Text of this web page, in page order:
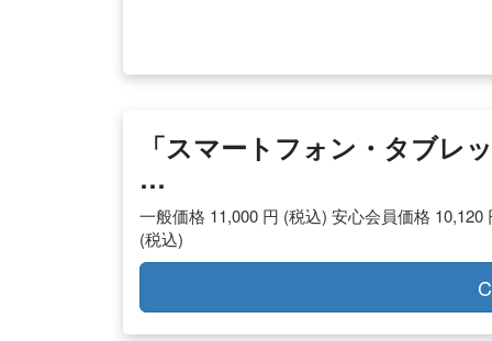
「スマートフォン・タブレ
…
一般価格 11,000 円 (税込) 安心会員価格
(税込)